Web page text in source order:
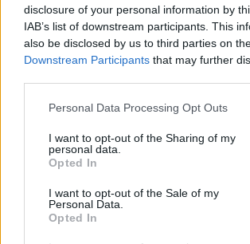
disclosure of your personal information by
IAB’s list of downstream participants. This
also be disclosed by us to third parties on
Downstream Participants that may further
Please note that this website/app uses one
not limited to your visit or usage behaviour.
grant or deny consent to Google and its
use your data for below specified purposes
consent section.
Personal Data Processing Opt Outs
I want to opt-out of the Sharing of my
personal data.
Opted In
I want to opt-out of the Sale of my
Personal Data.
Opted In
ΚΟΣΜΟΣ
Ορμούζ: «Ναι» από Ιράν και
άνοιγμα – Οι τρεις όροι προς τις